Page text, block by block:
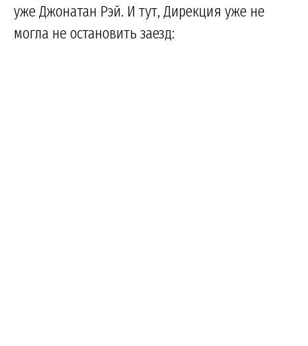
уже Джонатан Рэй. И тут, Дирекция уже не
могла не остановить заезд: